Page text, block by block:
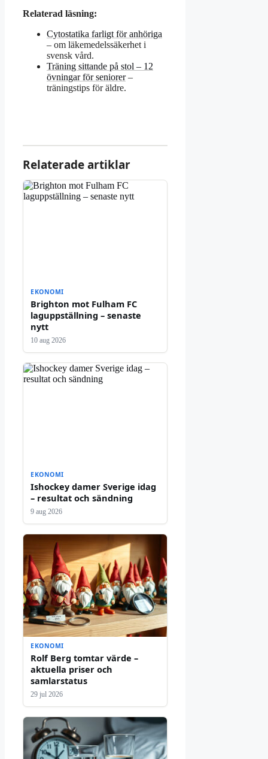
Relaterad läsning:
Cytostatika farligt för anhöriga
– om läkemedelssäkerhet i
svensk vård.
Träning sittande på stol – 12
övningar för seniorer–
träningstips för äldre.
Relaterade artiklar
EKONOMI
Brighton mot Fulham FC
laguppställning – senaste
nytt
10 aug 2026
EKONOMI
Ishockey damer Sverige idag
– resultat och sändning
9 aug 2026
EKONOMI
Rolf Berg tomtar värde –
aktuella priser och
samlarstatus
29 jul 2026